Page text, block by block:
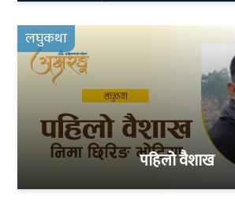
लघुकथा
पहिलो वैशाख